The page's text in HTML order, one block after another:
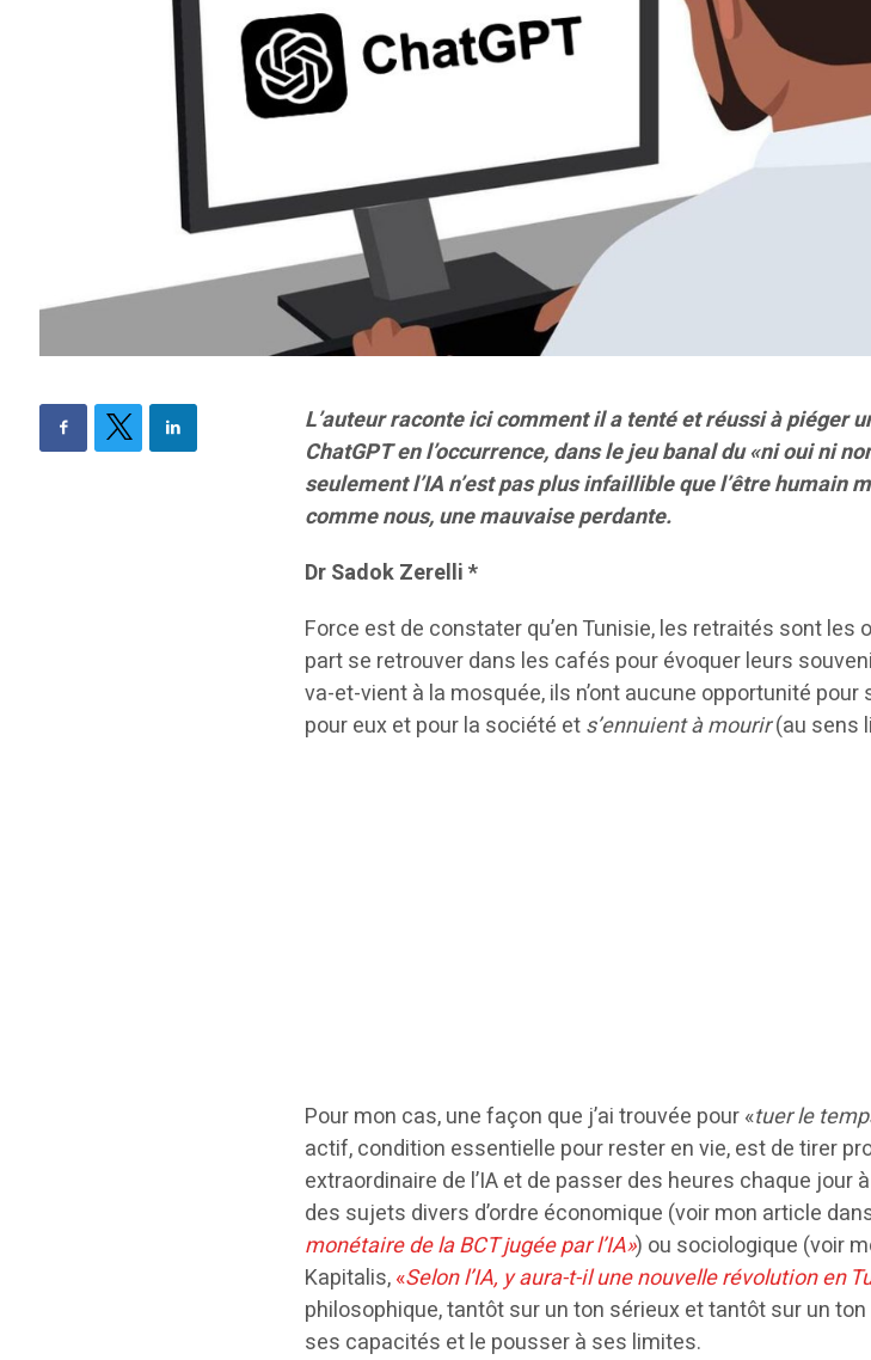
L’auteur raconte ici comment il a tenté et réussi à piéger
ChatGPT en l’occurrence, dans le jeu banal du «ni oui ni
seulement l’IA n’est pas plus infaillible que l’être humain
comme nous, une mauvaise perdante.
Dr Sadok Zerelli *
Force est de constater qu’en Tunisie, les retraités sont les
part se retrouver dans les cafés pour évoquer leurs
va-et-vient à la mosquée, ils n’ont aucune opportunité pour
pour eux et pour la société ets’ennuient à mourir(au sens
Pour mon cas, une façon que j’ai trouvée pour «tuer le
actif, condition essentielle pour rester en vie, est de tirer
extraordinaire de l’IA et de passer des heures chaque jour
des sujets divers d’ordre économique (voir mon article
monétaire de la BCT jugée par l’IA») ou sociologique (voir
Kapitalis,«Selon l’IA, y aura-t-il une nouvelle révolution en
philosophique, tantôt sur un ton sérieux et tantôt sur un
ses capacités et le pousser à ses limites.